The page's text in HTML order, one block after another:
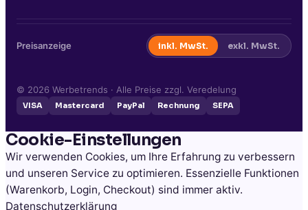
Preisanzeige inkl. MwSt. exkl. MwSt.
© 2026 Werbetrends · Alle Preise zzgl. Veredelung
VISA Mastercard PayPal Rechnung SEPA
Cookie-Einstellungen
Wir verwenden Cookies, um Ihre Erfahrung zu verbessern
und unseren Service zu optimieren. Essenzielle Funktionen
(Warenkorb, Login, Checkout) sind immer aktiv.
Datenschutzerklärung